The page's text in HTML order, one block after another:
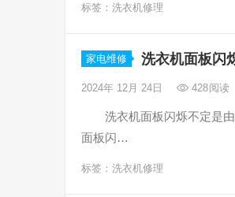
标签： 洗衣机修理
家电维修 洗衣机面板闪
2024年 12月 24日 428阅读
洗衣机面板闪烁不定是
面板闪…
标签： 洗衣机修理